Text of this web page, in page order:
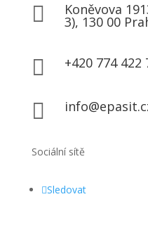
 Koněvova
3), 130 00
 +420 774 422

Sociální sítě
Sledovat